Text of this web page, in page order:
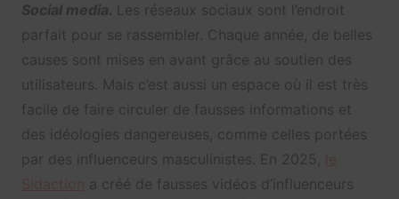
Social media. Les réseaux sociaux sont l’endroit
parfait pour se rassembler. Chaque année, de belles
causes sont mises en avant grâce au soutien des
utilisateurs. Mais c’est aussi un espace où il est très
facile de faire circuler de fausses informations et
des idéologies dangereuses, comme celles portées
par des influenceurs masculinistes. En 2025,
a créé de fausses vidéos d’influenceurs